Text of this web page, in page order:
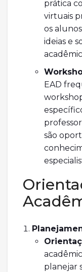
prática
virtuais
os
ideias e
EAD
são
planejar